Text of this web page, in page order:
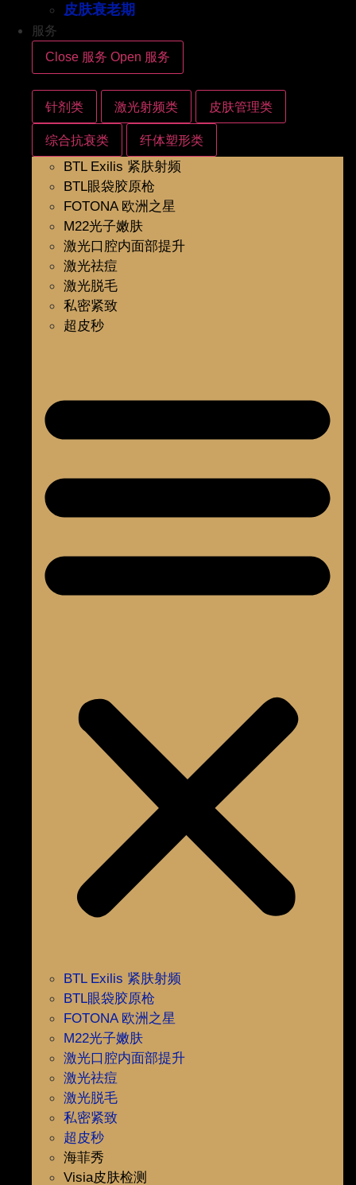
皮肤衰老期
服务
Close 服务 Open 服务
针剂类 激光射频类 皮肤管理类
综合抗衰类 纤体塑形类
BTL Exilis 紧肤射频
BTL眼袋胶原枪
FOTONA 欧洲之星
M22光子嫩肤
激光口腔内面部提升
激光祛痘
激光脱毛
私密紧致
超皮秒
BTL Exilis 紧肤射频
BTL眼袋胶原枪
FOTONA 欧洲之星
M22光子嫩肤
激光口腔内面部提升
激光祛痘
激光脱毛
私密紧致
超皮秒
海菲秀
Visia皮肤检测